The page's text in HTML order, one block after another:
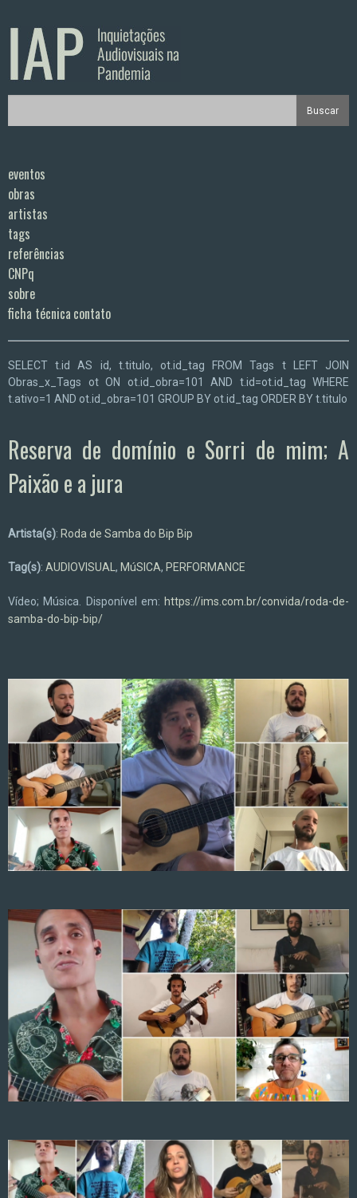
eventos
obras
artistas
tags
referências
CNPq
sobre
ficha técnica contato
SELECT t.id AS id, t.titulo, ot.id_tag FROM Tags t LEFT JOIN
Obras_x_Tags ot ON ot.id_obra=101 AND t.id=ot.id_tag WHERE
t.ativo=1 AND ot.id_obra=101 GROUP BY ot.id_tag ORDER BY t.titulo
Reserva de domínio e Sorri de mim; A
Paixão e a jura
Artista(s): Roda de Samba do Bip Bip
Tag(s): AUDIOVISUAL , MúSICA, PERFORMANCE
Vídeo; Música. Disponível em: https://ims.com.br/convida/roda-de-
samba-do-bip-bip/